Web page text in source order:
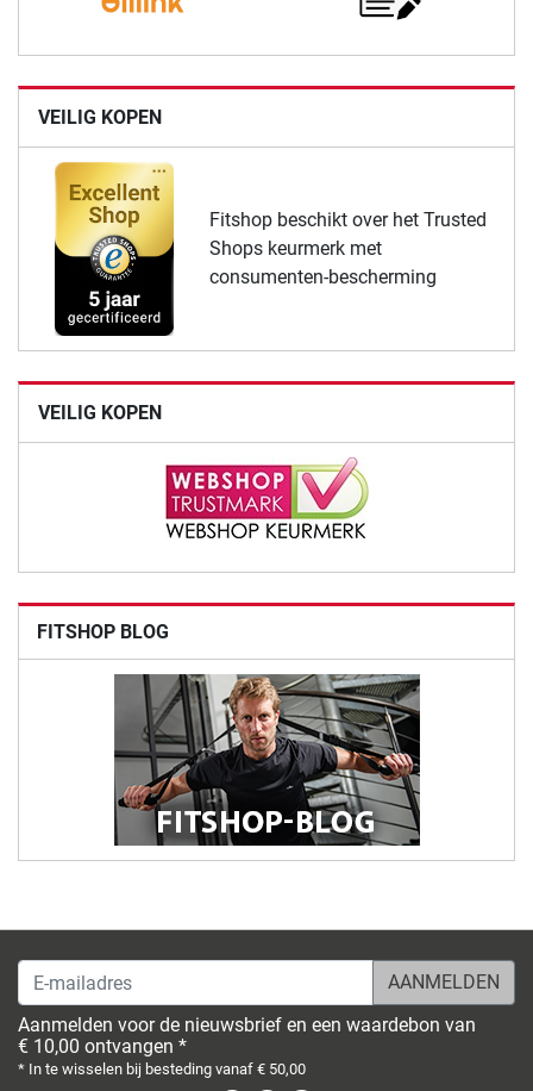
VEILIG KOPEN
Fitshop beschikt over het Trusted
Shops keurmerk met
consumenten-bescherming
VEILIG KOPEN
FITSHOP BLOG
E-mailadres
Aanmelden voor de nieuwsbrief en een waardebon van
€ 10,00 ontvangen *
* In te wisselen bij besteding vanaf € 50,00